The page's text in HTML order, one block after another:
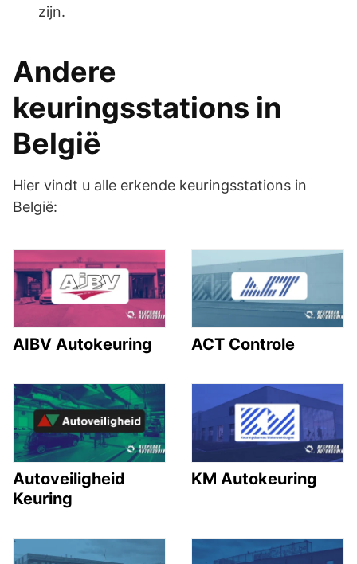
zijn.
Andere
keuringsstations in
België
Hier vindt u alle erkende keuringsstations in
België:
AIBV Autokeuring ACT Controle
Autoveiligheid
Keuring
KM Autokeuring